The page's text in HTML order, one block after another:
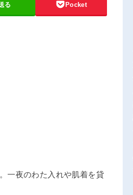
る Pocket
一夜のわた入れや肌着を貸